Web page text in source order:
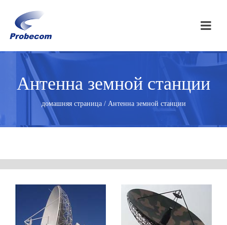
Антенна земной станции
домашняя страница / Антенна земной станции